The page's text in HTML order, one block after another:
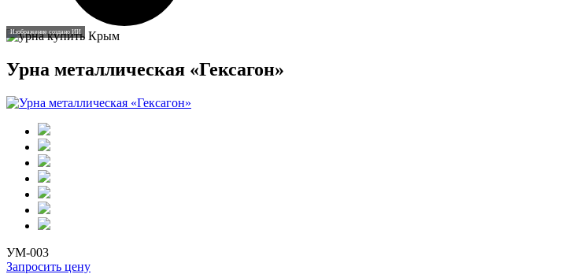
Изображение создано ИИ
Урна металлическая «Гексагон»
УМ-003
Запросить цену